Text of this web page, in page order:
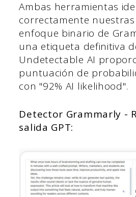
Ambas herramientas
correctamente
enfoque binario de
una etiqueta definitiva
Undetectable AI
puntuación de
con "92% AI likelihood".
Detector Grammarly -
salida GPT: